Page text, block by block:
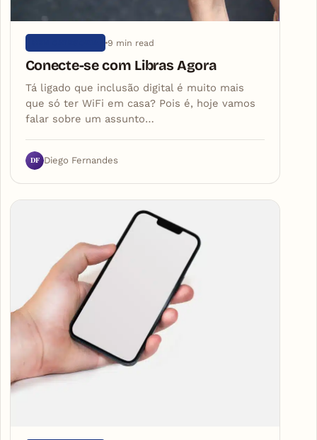
9 min read
Conecte-se com Libras Agora
Tá ligado que inclusão digital é muito mais
que só ter WiFi em casa? Pois é, hoje vamos
falar sobre um assunto…
DF Diego Fernandes